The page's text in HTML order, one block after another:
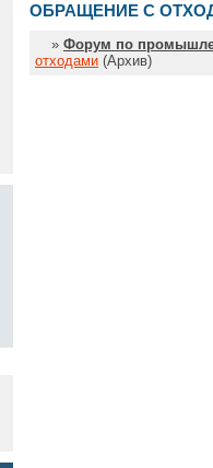
ОБРАЩЕНИЕ С
» Форум по
отходами (Архив)